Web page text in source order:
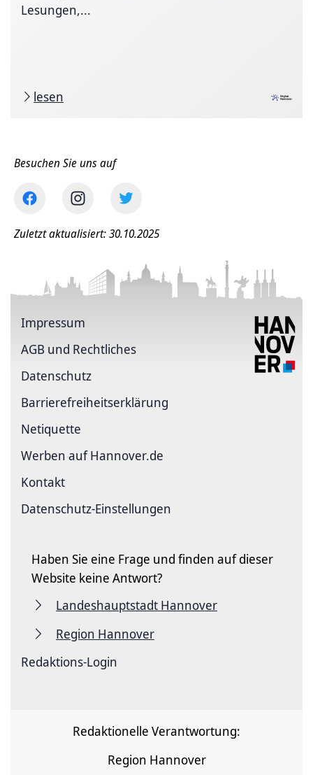
Lesungen,...
lesen
Besuchen Sie uns auf
Zuletzt aktualisiert: 30.10.2025
Impressum
AGB und Rechtliches
Datenschutz
Barriere­freiheits­erklärung
Netiquette
Werben auf Hannover.de
Kontakt
Datenschutz-Einstellungen
Haben Sie eine Frage und finden auf dieser
Website keine Antwort?
Landeshauptstadt Hannover
Region Hannover
Redaktions-Login
Redaktionelle Verantwortung:
Region Hannover